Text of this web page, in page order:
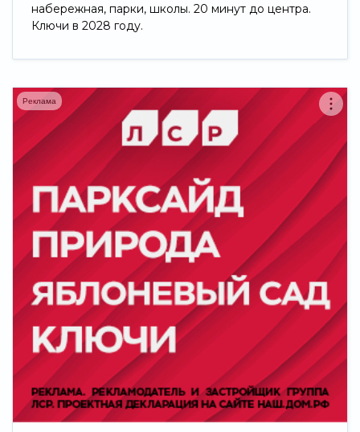
набережная, парки, школы. 20 минут до центра.
Ключи в 2028 году.
Реклама